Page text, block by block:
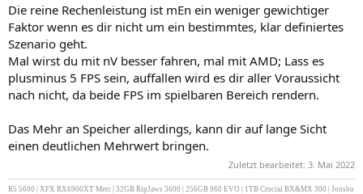
Die reine Rechenleistung ist mEn ein weniger gewichtiger
Faktor wenn es dir nicht um ein bestimmtes, klar definiertes
Szenario geht.
Mal wirst du mit nV besser fahren, mal mit AMD; Lass es
plusminus 5 FPS sein, auffallen wird es dir aller Voraussicht
nach nicht, da beide FPS im spielbaren Bereich rendern.
Das Mehr an Speicher allerdings, kann dir auf lange Sicht
einen deutlichen Mehrwert bringen.
Zuletzt bearbeitet: 3. Mai 2022
R5 5600 | XFX RX6900XT Merc | 32GB RipJaws 3600 | 256GB 960 EVO | 1TB Crucial BX&MX 300 | Jonsbo